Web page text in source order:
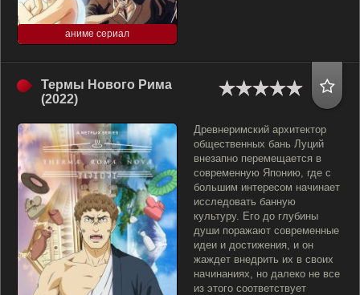
аниме сериал
Термы Нового Рима
(2022)
Древнеримский архитектор
общественных бань Луций
внезапно перемещается в
современную Японию, где с
большим интересом начинает
исследовать банную
культуру. Его до глубины
души поражают современные
идеи и достижения, и он
жаждет внедрить их в своих
начинаниях, но далеко не все
из этого соответствует